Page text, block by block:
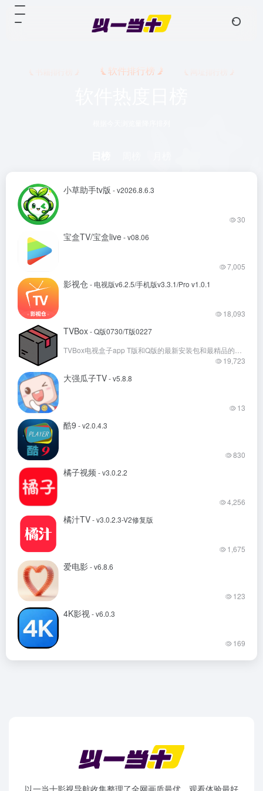
软件排行榜
小草助手tv版 - v2026.8.6.3
30
宝盒TV/宝盒live- v08.06
7,005
影视仓 - 电视版v6.2.5/手机版v3.3.1/Pro v1.0.1
18,093
TVBox- Q版0730/T版0227
19,723
大强瓜子TV- v5.8.8
13
酷9 - v2.0.4.3
830
橘子视频 - v3.0.2.2
4,256
橘汁TV- v3.0.2.3-V2修复版
1,675
爱电影- v6.8.6
123
4K影视- v6.0.3
169
以一当十影视导航收集整理了全网画质最优、观看体验最好